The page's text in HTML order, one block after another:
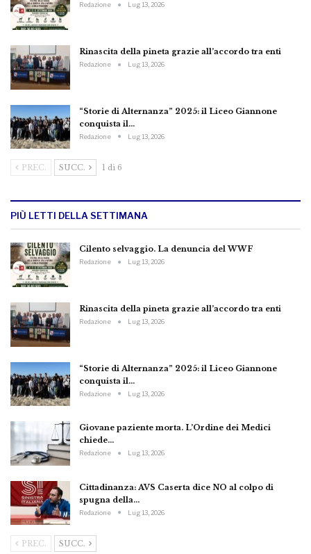
Redazione Lug 13, 2026
Rinascita della pineta grazie all’accordo tra enti
Redazione Lug 13, 2026
“Storie di Alternanza” 2025: il Liceo Giannone
conquista il…
Redazione Lug 13, 2026
PREC. SUCC. 1 di 6
PIÙ LETTI DELLA SETTIMANA
Cilento selvaggio. La denuncia del WWF
Redazione Lug 13, 2026
Rinascita della pineta grazie all’accordo tra enti
Redazione Lug 13, 2026
“Storie di Alternanza” 2025: il Liceo Giannone
conquista il…
Redazione Lug 13, 2026
Giovane paziente morta. L’Ordine dei Medici
chiede…
Redazione Lug 13, 2026
Cittadinanza: AVS Caserta dice NO al colpo di
spugna della…
Redazione Lug 13, 2026
PREC. SUCC.